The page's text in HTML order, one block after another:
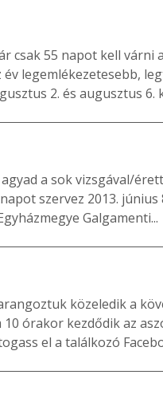
csak 55 napot kell várni
legemlékezetesebb,
2. és augusztus 6.
a sok vizsgával/
szervez 2013. június
Galgamenti...
közeledik a
órakor kezdődik az
el a találkozó